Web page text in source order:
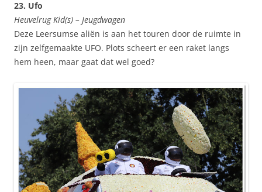
23. Ufo
Heuvelrug Kid(s) – Jeugdwagen
Deze Leersumse aliën is aan het touren door de ruimte in
zijn zelfgemaakte UFO. Plots scheert er een raket langs
hem heen, maar gaat dat wel goed?